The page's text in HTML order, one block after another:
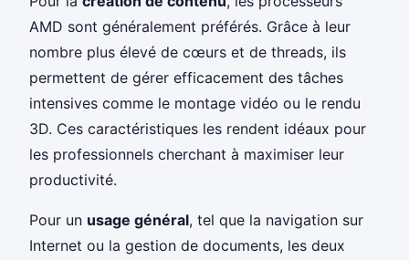
AMD sont généralement préférés. Grâce à leur
nombre plus élevé de cœurs et de threads, ils
permettent de gérer efficacement des tâches
intensives comme le montage vidéo ou le rendu
3D. Ces caractéristiques les rendent idéaux pour
les professionnels cherchant à maximiser leur
productivité.
Pour un usage général, tel que la navigation sur
Internet ou la gestion de documents, les deux